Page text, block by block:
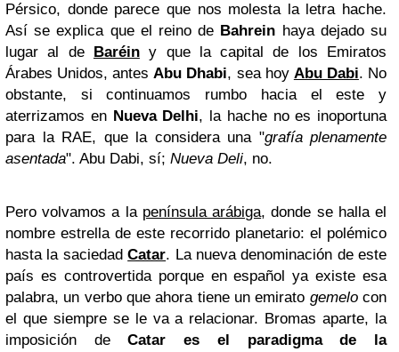
Pérsico, donde parece que nos molesta la letra hache.
Así se explica que el reino de Bahrein haya dejado su
lugar al de Baréin y que la capital de los Emiratos
Árabes Unidos, antesAbu Dhabi, sea hoy Abu Dabi. No
obstante, si continuamos rumbo hacia el este y
aterrizamos en Nueva Delhi, la hache no es inoportuna
para la RAE, que la considera una "grafía plenamente
asentada". Abu Dabi, sí; Nueva Deli, no.
Pero volvamos a la península arábiga, donde se halla el
nombre estrella de este recorrido planetario: el polémico
hasta la saciedadCatar. La nueva denominación de este
país es controvertida porque en español ya existe esa
palabra, un verbo que ahora tiene un emirato gemelocon
el que siempre se le va a relacionar. Bromas aparte, la
imposición deCatar es el paradigma de la